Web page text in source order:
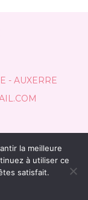
- AUXERRE
la meilleure
à utiliser ce
satisfait.